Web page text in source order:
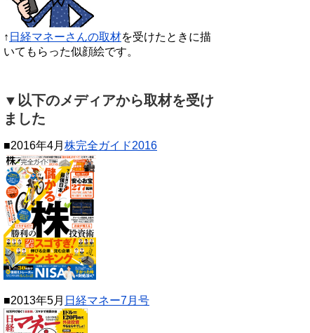
↑ 日経マネーさんの取材を受けたときに描
いてもらった似顔絵です。
▼以下のメディアから取材を受け
ました
■2016年4月 株完全ガイド2016
■2013年5月 日経マネー7月号